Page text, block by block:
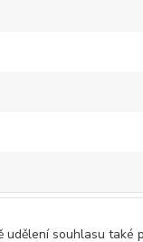
udělení souhlasu také